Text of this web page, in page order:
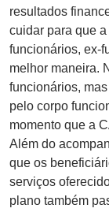
resultados
cuidar para que
funcionários, ex-
melhor maneira.
funcionários,
pelo corpo
momento que a
Além do
que os
serviços
plano também